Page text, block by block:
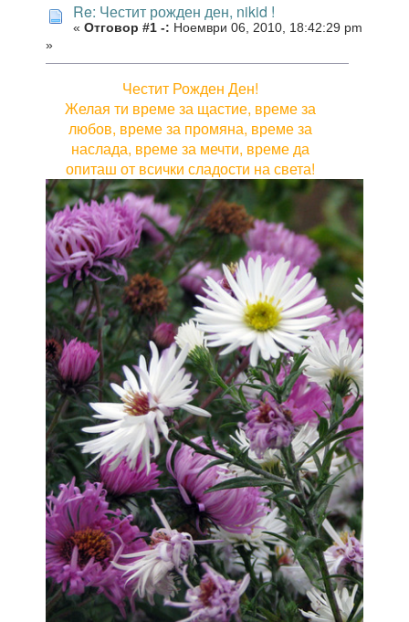
Re: Честит рожден ден, nikid !
« Отговор #1 -: Ноември 06, 2010, 18:42:29 pm
»
Честит Рожден Ден!
Желая ти време за щастие, време за
любов, време за промяна, време за
наслада, време за мечти, време да
опиташ от всички сладости на света!